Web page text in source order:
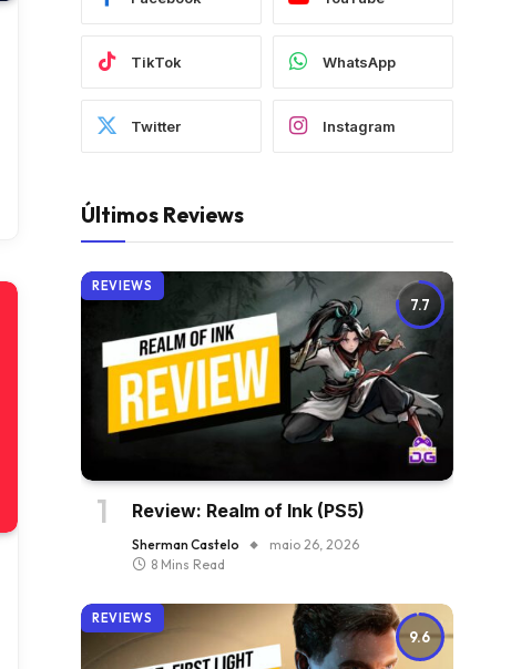
TikTok WhatsApp
Twitter Instagram
Últimos Reviews
7.7
REVIEWS
Review: Realm of Ink (PS5)
Sherman Castelo
maio 26, 2026
8 Mins Read
9.6
REVIEWS